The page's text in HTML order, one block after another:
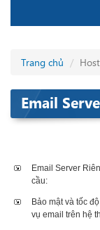
Trang chủ
Email
Email Server
cầu:
Bảo mật và tốc
vụ email trên hệ